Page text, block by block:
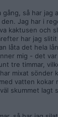
så har jag
Jag har i
kaktusen och
har jag
låta det hela
mig - det
tre timmar,
mixat sönder
vatten kokar
skummet lagt